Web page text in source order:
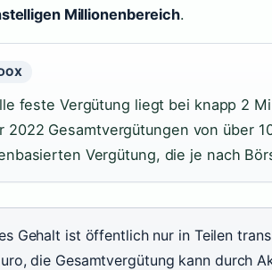
Millionenbereich.
feste Vergütung liegt bei knapp 2
2022 Gesamtvergütungen von über
Vergütung, die je nach
Gehalt ist öffentlich nur in Teilen
die Gesamtvergütung kann durch